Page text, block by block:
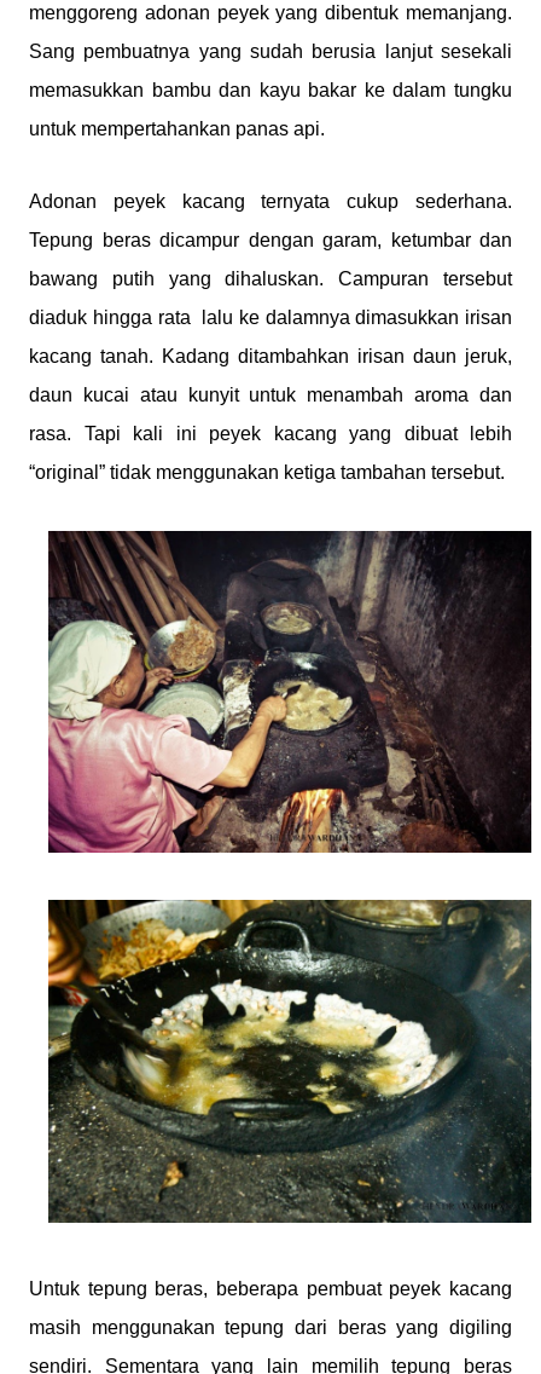
menggoreng adonan peyek yang dibentuk memanjang.
Sang pembuatnya yang sudah berusia lanjut sesekali
memasukkan bambu dan kayu bakar ke dalam tungku
untuk mempertahankan panas api.
Adonan peyek kacang ternyata cukup sederhana.
Tepung beras dicampur dengan garam, ketumbar dan
bawang putih yang dihaluskan. Campuran tersebut
diaduk hingga rata
lalu ke dalamnya dimasukkan irisan
kacang tanah. Kadang ditambahkan irisan daun jeruk,
daun kucai atau kunyit untuk menambah aroma dan
rasa. Tapi kali ini peyek kacang yang dibuat lebih
“original” tidak menggunakan ketiga tambahan tersebut.
Untuk tepung beras, beberapa pembuat peyek kacang
masih menggunakan tepung dari beras yang digiling
sendiri. Sementara yang lain memilih tepung beras